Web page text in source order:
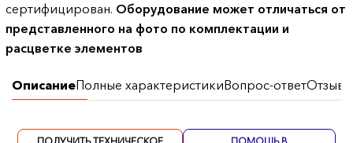
сертифицирован. Оборудование может отличаться от
представленного на фото по комплектации и
расцветке элементов
ОписаниеПолные характеристикиВопрос-ответОтзывы